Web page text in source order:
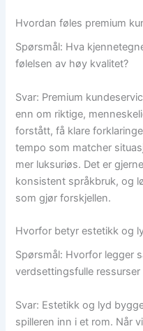
Hvordan føles premium
Spørsmål: Hva
følelsen av høy kvalitet?
Svar: Premium
enn om riktige,
forstått, få klare
tempo som matcher
mer luksuriøs. Det er
konsistent språkbruk, og
som gjør forskjellen.
Hvorfor betyr estetikk og
Spørsmål: Hvorfor legger
verdsettingsfulle
Svar: Estetikk og lyd
spilleren inn i et rom. Når